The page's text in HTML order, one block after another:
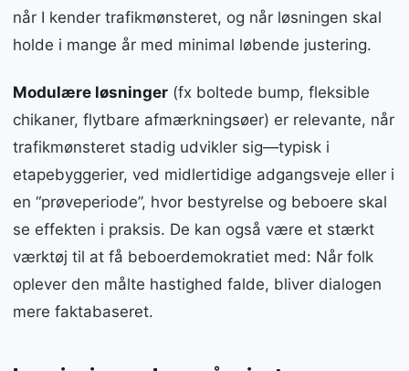
når I kender trafikmønsteret, og når løsningen skal
holde i mange år med minimal løbende justering.
Modulære løsninger (fx boltede bump, fleksible
chikaner, flytbare afmærkningsøer) er relevante, når
trafikmønsteret stadig udvikler sig—typisk i
etapebyggerier, ved midlertidige adgangsveje eller i
en “prøveperiode”, hvor bestyrelse og beboere skal
se effekten i praksis. De kan også være et stærkt
værktøj til at få beboerdemokratiet med: Når folk
oplever den målte hastighed falde, bliver dialogen
mere faktabaseret.